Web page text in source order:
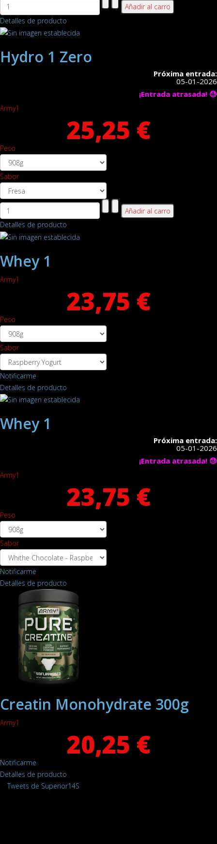
Detalles de producto
Hydro 1 Zero
Próxima entrada:
05-01-2026
¡Entrada atrasada! 😓
Army1
25,25 €
Peso
Sabor
Detalles de producto
Whey 1
Army1
23,75 €
Peso
Sabor
Notificarme
Detalles de producto
Whey 1
Próxima entrada:
05-01-2026
¡Entrada atrasada! 😓
Army1
23,75 €
Peso
Sabor
Notificarme
Detalles de producto
Creatin Monohydrate 300g
Army1
20,25 €
Notificarme
Detalles de producto
Tweets de Superior14S